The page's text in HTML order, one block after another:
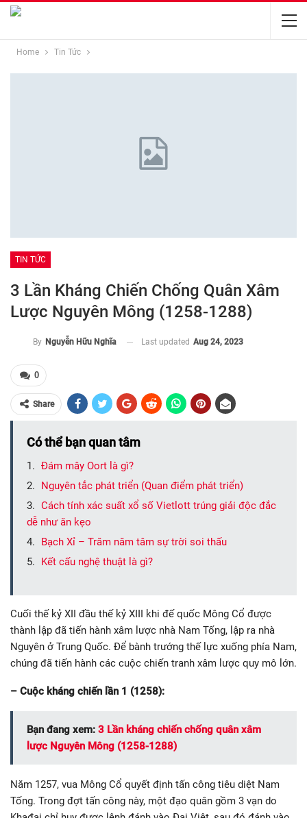
Home Tin Tức
TIN TỨC
3 Lần Kháng Chiến Chống Quân Xâm
Lược Nguyên Mông (1258-1288)
By Nguyễn Hữu Nghĩa Last updated Aug 24, 2023
0
Share
Có thể bạn quan tâm
Đám mây Oort là gì?
Nguyên tắc phát triển (Quan điểm phát triển)
Cách tính xác suất xổ số Vietlott trúng giải độc đắc
dễ như ăn kẹo
Bạch Xỉ – Trăm năm tâm sự trời soi thấu
Kết cấu nghệ thuật là gì?
Cuối thế kỷ XII đầu thế kỷ XIII khi đế quốc Mông Cổ được
thành lập đã tiến hành xâm lược nhà Nam Tống, lập ra nhà
Nguyên ở Trung Quốc. Để bành trướng thế lực xuống phía Nam,
chúng đã tiến hành các cuộc chiến tranh xâm lược quy mô lớn.
– Cuộc kháng chiến lần 1 (1258):
Bạn đang xem: 3 Lần kháng chiến chống quân xâm
lược Nguyên Mông (1258-1288)
Năm 1257, vua Mông Cổ quyết định tấn công tiêu diệt Nam
Tống. Trong đợt tấn công này, một đạo quân gồm 3 vạn do